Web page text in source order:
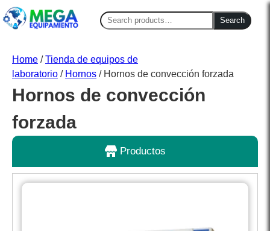
Search
for:
Search
Home /Tienda de equipos de
laboratorio / Hornos / Hornos de convección forzada
Hornos de convección
forzada
Productos